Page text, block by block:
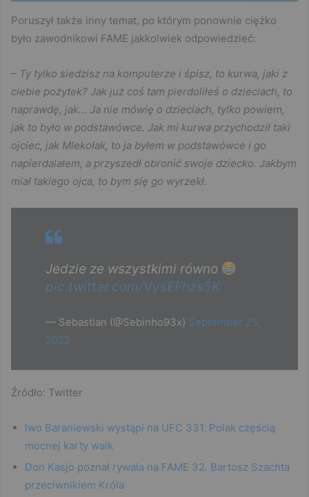
Poruszył także inny temat, po którym ponownie ciężko
było zawodnikowi FAME jakkolwiek odpowiedzieć:
– Ty tylko siedzisz na komputerze i śpisz, to kurwa, jaki z
ciebie pożytek? Jak już coś tam pierdoliłeś o dzieciach, to
naprawdę, jak… Ja nie mówię o dzieciach, tylko powiem,
jak to było w podstawówce. Jak mi kurwa przychodził taki
ojciec, jak Mlekołak, to ja byłem w podstawówce i go
napierdalałem, a przyszedł obronić swoje dziecko. Jakbym
miał takiego ojca, to bym się go wyrzekł.
Jedzie ze wszystkimi równo
pic.twitter.com/VysEFhzs5K
— Sebastian (@Sebinho93x) September 25,
2022
Źródło: Twitter
Iwo Baraniewski wystąpi na UFC 331. Polak częścią
mocnej karty walk
Don Kasjo poznał rywala na FAME 32. Bartosz Szachta
przeciwnikiem Króla